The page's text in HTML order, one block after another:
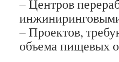
– Центров
– Проектов,
объема пищевых